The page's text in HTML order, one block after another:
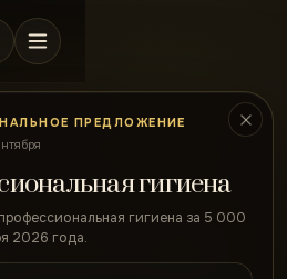
ПРЕДЛОЖЕНИЕ
гигиена
гигиена за 5 000
2026 года.